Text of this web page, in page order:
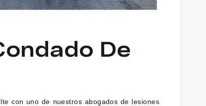
De
con uno de nuestros abogados de lesiones